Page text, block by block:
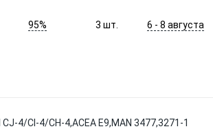
95% 3шт. 6 - 8 августа
4/CI-4/CH-4,ACEA E9,MAN 3477,3271-1